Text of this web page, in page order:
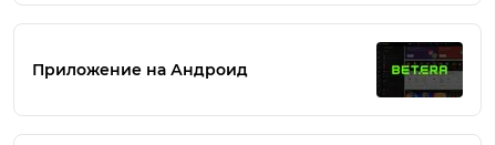
Приложение на Андроид